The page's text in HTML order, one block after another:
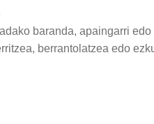
baranda, apaingarri
berrantolatzea edo